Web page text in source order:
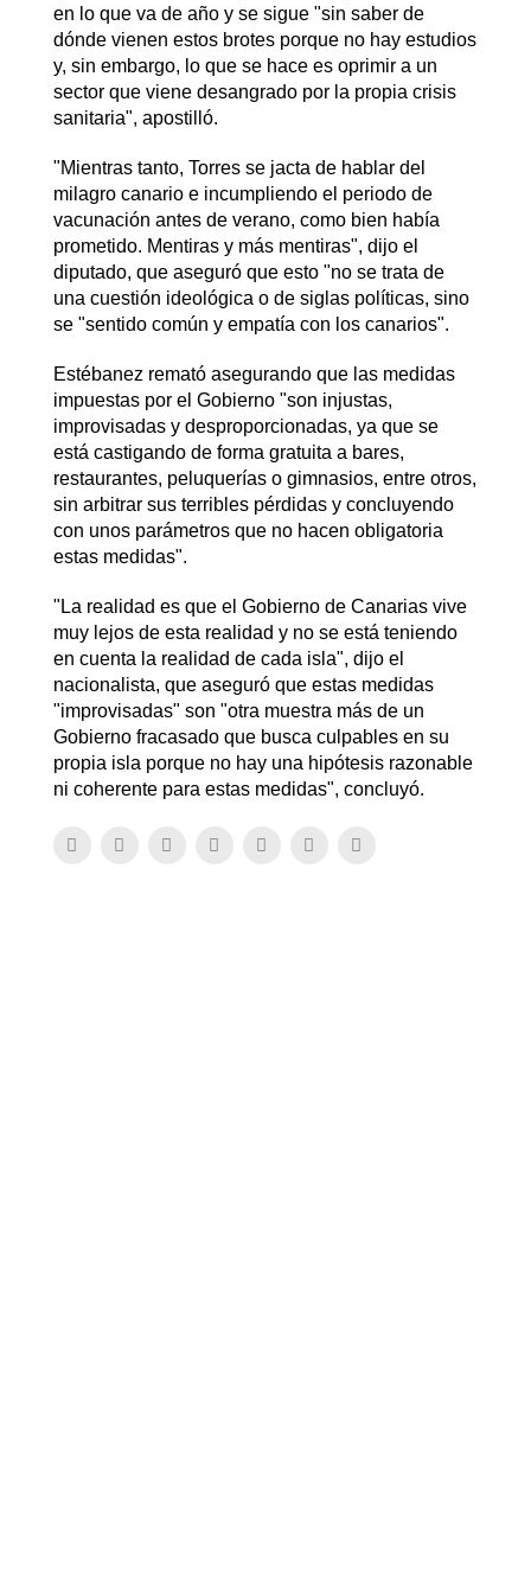
en lo que va de año y se sigue "sin saber de
dónde vienen estos brotes porque no hay estudios
y, sin embargo, lo que se hace es oprimir a un
sector que viene desangrado por la propia crisis
sanitaria", apostilló.
"Mientras tanto, Torres se jacta de hablar del
milagro canario e incumpliendo el periodo de
vacunación antes de verano, como bien había
prometido. Mentiras y más mentiras", dijo el
diputado, que aseguró que esto "no se trata de
una cuestión ideológica o de siglas políticas, sino
se "sentido común y empatía con los canarios".
Estébanez remató asegurando que las medidas
impuestas por el Gobierno "son injustas,
improvisadas y desproporcionadas, ya que se
está castigando de forma gratuita a bares,
restaurantes, peluquerías o gimnasios, entre otros,
sin arbitrar sus terribles pérdidas y concluyendo
con unos parámetros que no hacen obligatoria
estas medidas".
"La realidad es que el Gobierno de Canarias vive
muy lejos de esta realidad y no se está teniendo
en cuenta la realidad de cada isla", dijo el
nacionalista, que aseguró que estas medidas
"improvisadas" son "otra muestra más de un
Gobierno fracasado que busca culpables en su
propia isla porque no hay una hipótesis razonable
ni coherente para estas medidas", concluyó.